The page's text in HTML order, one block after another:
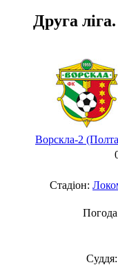
Друга
Ворскла-2
Стадіон:
Суддя: